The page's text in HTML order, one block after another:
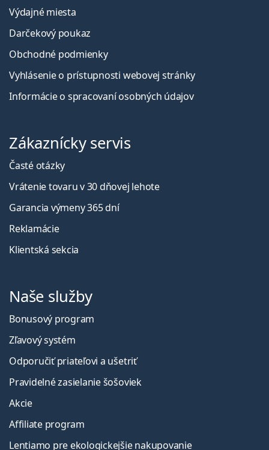
Výdajné miesta
Darčekový poukaz
Obchodné podmienky
Vyhlásenie o prístupnosti webovej stránky
Informácie o spracovaní osobných údajov
Zákaznícky servis
Časté otázky
Vrátenie tovaru v 30 dňovej lehote
Garancia výmeny 365 dní
Reklamácie
Klientská sekcia
Naše služby
Bonusový program
Zľavový systém
Odporučiť priateľovi a ušetriť
Pravidelné zasielanie šošoviek
Akcie
Affiliate program
Lentiamo pre ekologickejšie nakupovanie